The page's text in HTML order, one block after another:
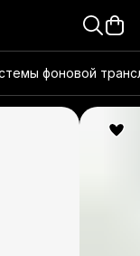
фоновой